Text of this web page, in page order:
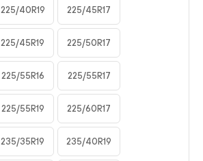
225/40R19 225/45R17
225/45R19 225/50R17
225/55R16 225/55R17
225/55R19 225/60R17
235/35R19 235/40R19